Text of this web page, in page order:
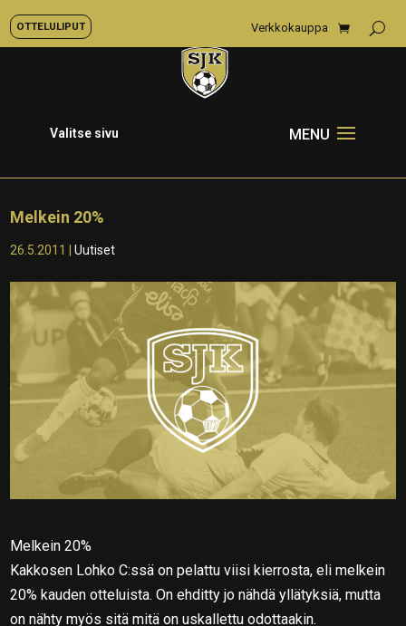
OTTELULIPUT Verkkokauppa
Valitse sivu
Melkein 20%
26.5.2011 |Uutiset
Melkein 20%
Kakkosen Lohko C:ssä on pelattu viisi kierrosta, eli melkein
20% kauden otteluista. On ehditty jo nähdä yllätyksiä, mutta
on nähty myös sitä mitä on uskallettu odottaakin.